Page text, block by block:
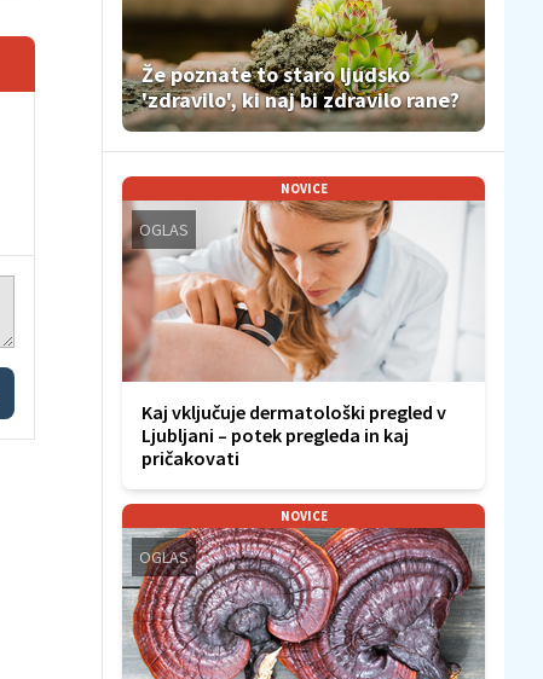
Že poznate to staro ljudsko
'zdravilo', ki naj bi zdravilo rane?
NOVICE
OGLAS
Kaj vključuje dermatološki pregled v
Ljubljani – potek pregleda in kaj
pričakovati
NOVICE
OGLAS